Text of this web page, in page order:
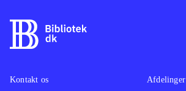
Kontakt os
Afdelinger